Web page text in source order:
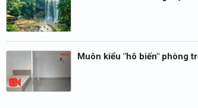
Muôn kiểu "hô biến" phòng